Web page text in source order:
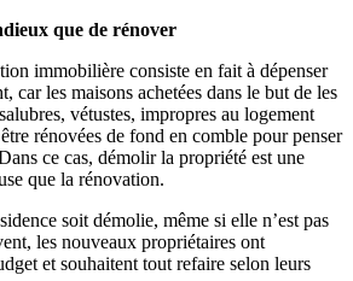
que de rénover
immobilière consiste en fait à dépenser
car les maisons achetées dans le but de les
vétustes, impropres au logement
rénovées de fond en comble pour penser
ce cas, démolir la propriété est une
que la rénovation.
soit démolie, même si elle n’est pas
les nouveaux propriétaires ont
et souhaitent tout refaire selon leurs